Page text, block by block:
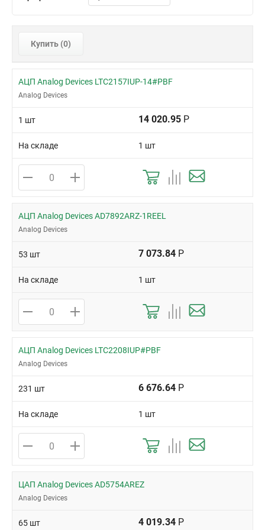
8-SOIC
Купить (0)
АЦП Analog Devices LTC2157IUP-14#PBF
Analog Devices
1 шт 14 020.95 Р
На складе 1 шт
АЦП Analog Devices AD7892ARZ-1REEL
Analog Devices
53 шт 7 073.84 Р
На складе 1 шт
АЦП Analog Devices LTC2208IUP#PBF
Analog Devices
231 шт 6 676.64 Р
На складе 1 шт
ЦАП Analog Devices AD5754AREZ
Analog Devices
65 шт 4 019.34 Р